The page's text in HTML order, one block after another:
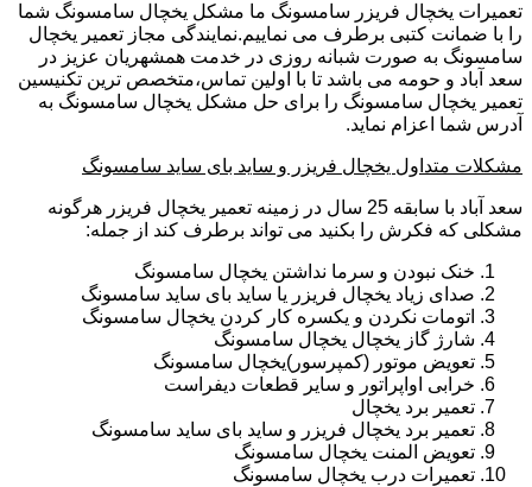
تعمیرات یخچال فریزر سامسونگ ما مشکل یخچال سامسونگ شما
را با ضمانت کتبی برطرف می نماییم.نمایندگی مجاز تعمیر یخچال
سامسونگ به صورت شبانه روزی در خدمت همشهریان عزیز در
سعد آباد و حومه می باشد تا با اولین تماس،متخصص ترین تکنیسین
تعمیر یخچال سامسونگ را برای حل مشکل یخچال سامسونگ به
آدرس شما اعزام نماید.
مشکلات متداول یخچال فریزر و ساید بای ساید سامسونگ
سعد آباد با سابقه 25 سال در زمینه تعمیر یخچال فریزر هرگونه
مشکلی که فکرش را بکنید می تواند برطرف کند از جمله:
خنک نبودن و سرما نداشتن یخچال سامسونگ
صدای زیاد یخچال فریزر یا ساید بای ساید سامسونگ
اتومات نکردن و یکسره کار کردن یخچال سامسونگ
شارژ گاز یخچال یخچال سامسونگ
تعویض موتور (کمپرسور)یخچال سامسونگ
خرابی اواپراتور و سایر قطعات دیفراست
تعمیر برد یخچال
تعمیر برد یخچال فریزر و ساید بای ساید سامسونگ
تعویض المنت یخچال سامسونگ
تعمیرات درب یخچال سامسونگ